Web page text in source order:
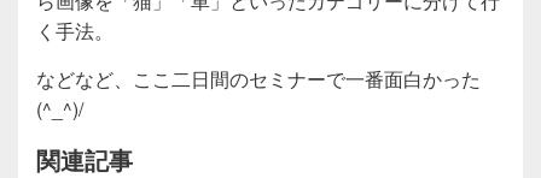
く手法。
などなど、ここ二日間のセミナーで一番面白かった
(^_^)/
関連記事